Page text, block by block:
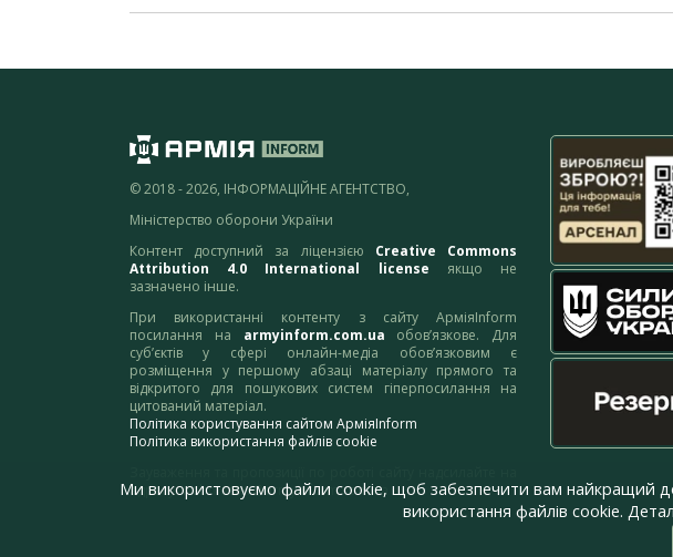
© 2018 - 2026, ІНФОРМАЦІЙНЕ АГЕНТСТВО,
Міністерство оборони України
Контент доступний за ліцензією Creative Commons
Attribution 4.0 International license якщо не
зазначено інше.
При використанні контенту з сайту АрміяInform
посилання на armyinform.com.ua обов’язкове. Для
суб’єктів у сфері онлайн-медіа обов’язковим є
розміщення у першому абзаці матеріалу прямого та
відкритого для пошукових систем гіперпосилання на
цитований матеріал.
Політика користування сайтом АрміяInform
Політика використання файлів cookie
адресу:webmaster@armyinform.com.ua
Ми використовуємо файли cookie, щоб забезпечити вам найкращий
використання файлів cookie.